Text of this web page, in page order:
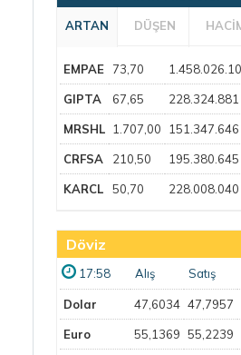
ARTAN DÜŞEN
EMPAE 73,70
GIPTA 67,65 228.324.881
MRSHL 1.707,00 151.347.646
CRFSA 210,50 195.380.645
KARCL 50,70 228.008.040
Döviz
17:58 Alış Satış
Dolar 47,6034 47,7957
Euro 55,1369 55,2239